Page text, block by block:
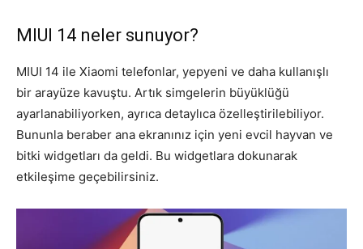
MIUI 14 neler sunuyor?
MIUI 14 ile Xiaomi telefonlar, yepyeni ve daha kullanışlı
bir arayüze kavuştu. Artık simgelerin büyüklüğü
ayarlanabiliyorken, ayrıca detaylıca özelleştirilebiliyor.
Bununla beraber ana ekranınız için yeni evcil hayvan ve
bitki widgetları da geldi. Bu widgetlara dokunarak
etkileşime geçebilirsiniz.